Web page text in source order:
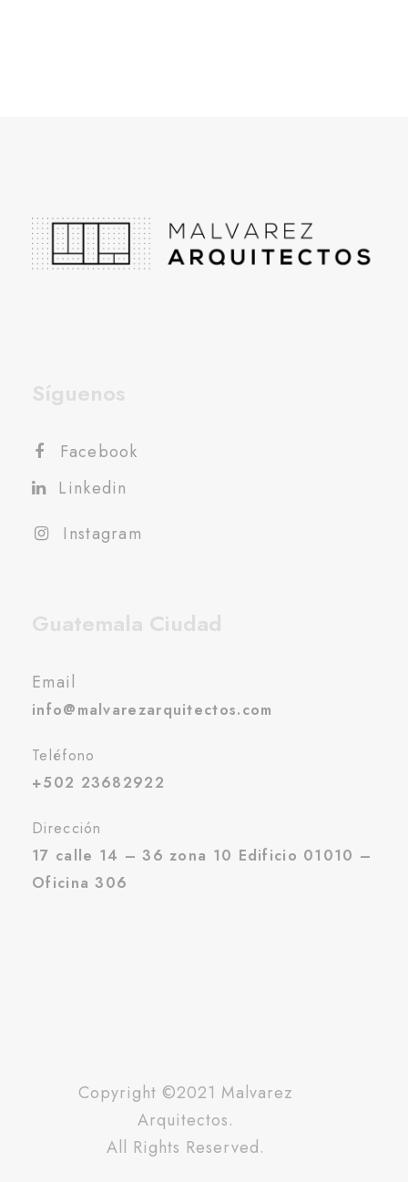
Síguenos
Facebook
Linkedin
Instagram
Guatemala Ciudad
Email
info@malvarezarquitectos.com
Teléfono
+502 23682922
Dirección
17 calle 14 – 36 zona 10 Edificio 01010 –
Oficina 306
Copyright ©2021 Malvarez
Arquitectos.
All Rights Reserved.